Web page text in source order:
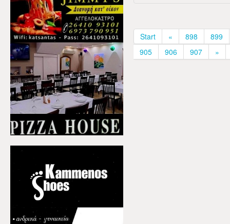
Start « 898
899
905
906 907 »